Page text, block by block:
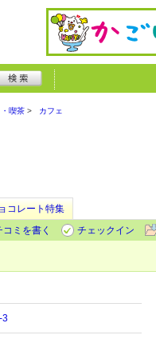
喫茶 カフェ
コレート特集
コミを書く
チェックイン
3